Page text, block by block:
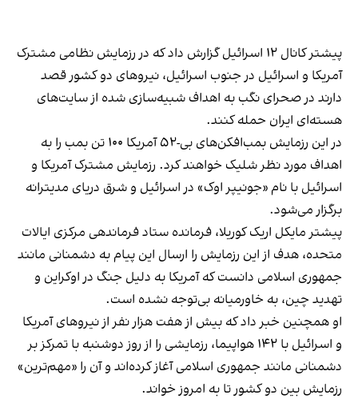
پیشتر کانال ۱۲ اسرائیل گزارش داد که در رزمایش نظامی مشترک
آمریکا و اسرائیل در جنوب اسرائیل، نیروهای دو کشور قصد
دارند در صحرای نگب به اهداف شبیه‌سازی شده از سایت‌های
هسته‌ای ایران حمله کنند.
در این رزمایش بمب‌افکن‌های بی-۵۲ آمریکا ۱۰۰ تن بمب را به
اهداف مورد نظر شلیک خواهند کرد. رزمایش مشترک آمریکا و
اسرائیل با نام «جونیپر اوک» در اسرائیل و شرق دریای مدیترانه
برگزار می‌شود.
پیشتر مایکل اریک کوریلا، فرمانده ستاد فرماندهی مرکزی ایالات
متحده، هدف از این رزمایش را ارسال این پیام به دشمنانی مانند
جمهوری اسلامی دانست که آمریکا به دلیل جنگ در اوکراین و
تهدید چین، به خاورمیانه بی‌توجه نشده است.
او همچنین خبر داد که بیش از هفت هزار نفر از نیروهای آمریکا
و اسرائیل با ۱۴۲ هواپیما، رزمایشی را از روز دوشنبه با تمرکز بر
دشمنانی مانند جمهوری اسلامی آغاز کرده‌اند و آن را «مهم‌ترین»
رزمایش بین دو کشور تا به امروز خواند.